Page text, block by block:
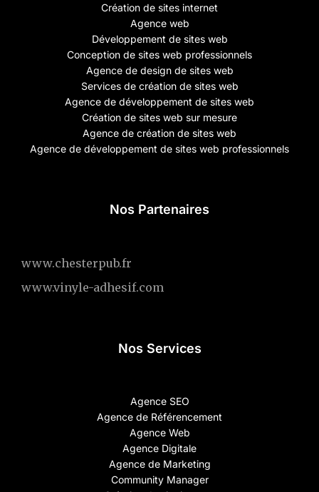
Création de sites internet
Agence web
Développement de sites web
Conception de sites web professionnels
Agence de design de sites web
Services de création de sites web
Agence de développement de sites web
Création de sites web sur mesure
Agence de création de sites web
Agence de développement de sites web professionnels
Nos Partenaires
www.chesterpub.fr
www.vinyle-adhesif.com
Nos Services
Agence SEO
Agence de Référencement
Agence Web
Agence Digitale
Agence de Marketing
Community Manager